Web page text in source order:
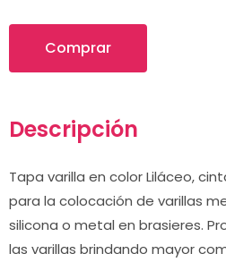
Comprar
Descripción
Tapa varilla en color Liláceo,
para la colocación de varillas
silicona o metal en brasieres.
las varillas brindando mayor